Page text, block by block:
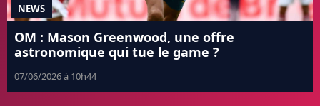
NEWS
OM : Mason Greenwood, une offre
astronomique qui tue le game ?
07/06/2026 à 10h44